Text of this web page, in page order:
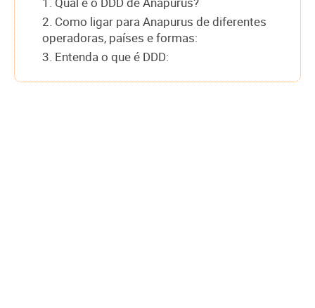
2. Como ligar para Anapurus de diferentes
operadoras, países e formas:
3. Entenda o que é DDD: